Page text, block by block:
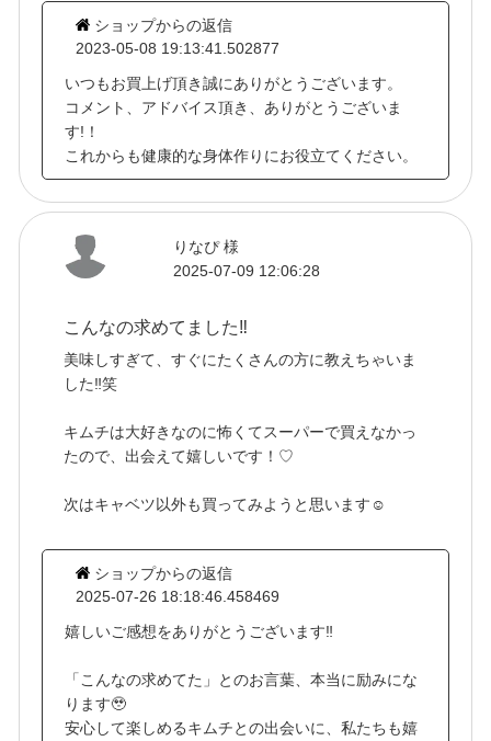
ショップからの返信
2023-05-08 19:13:41.502877
いつもお買上げ頂き誠にありがとうございます。
コメント、アドバイス頂き、ありがとうございま
す!！
これからも健康的な身体作りにお役立てください。
りなぴ 様
2025-07-09 12:06:28
こんなの求めてました‼️
美味しすぎて、すぐにたくさんの方に教えちゃいま
した‼︎笑
キムチは大好きなのに怖くてスーパーで買えなかっ
たので、出会えて嬉しいです！♡
次はキャベツ以外も買ってみようと思います☺️
ショップからの返信
2025-07-26 18:18:46.458469
嬉しいご感想をありがとうございます‼️
「こんなの求めてた」とのお言葉、本当に励みにな
ります🥹
安心して楽しめるキムチとの出会いに、私たちも嬉